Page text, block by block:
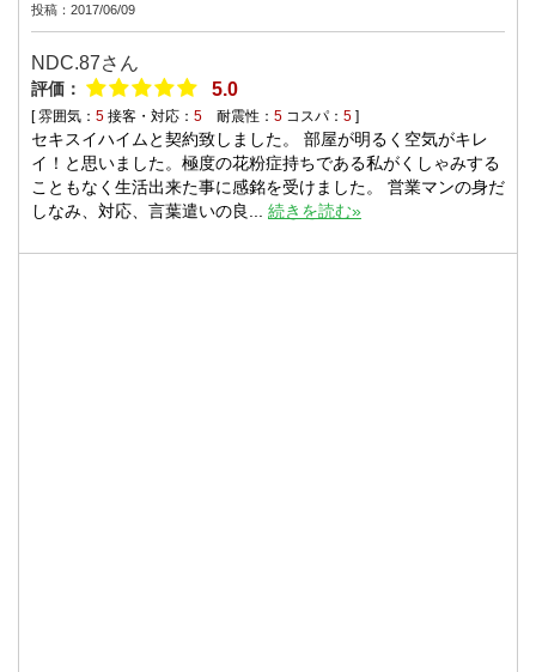
投稿：2017/06/09
NDC.87さん
評価： 5.0
[ 雰囲気： 5 接客・対応： 5 耐震性： 5 コスパ： 5 ]
セキスイハイムと契約致しました。 部屋が明るく空気がキレ
イ！と思いました。極度の花粉症持ちである私がくしゃみする
こともなく生活出来た事に感銘を受けました。 営業マンの身だ
しなみ、対応、言葉遣いの良...
続きを読む»